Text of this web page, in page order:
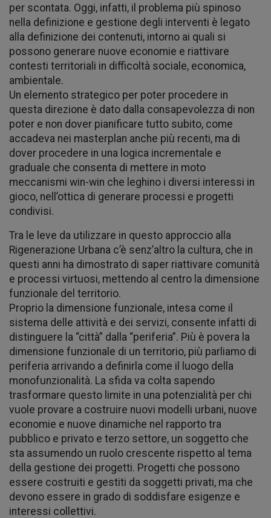
per scontata. Oggi, infatti, il problema più spinoso
nella definizione e gestione degli interventi è legato
alla definizione dei contenuti, intorno ai quali si
possono generare nuove economie e riattivare
contesti territoriali in difficoltà sociale, economica,
ambientale.
Un elemento strategico per poter procedere in
questa direzione è dato dalla consapevolezza di non
poter e non dover pianificare tutto subito, come
accadeva nei masterplan anche più recenti, ma di
dover procedere in una logica incrementale e
graduale che consenta di mettere in moto
meccanismi win-win che leghino i diversi interessi in
gioco, nell’ottica di generare processi e progetti
condivisi.
Tra le leve da utilizzare in questo approccio alla
Rigenerazione Urbana c’è senz’altro la cultura, che in
questi anni ha dimostrato di saper riattivare comunità
e processi virtuosi, mettendo al centro la dimensione
funzionale del territorio.
Proprio la dimensione funzionale, intesa come il
sistema delle attività e dei servizi, consente infatti di
distinguere la “città” dalla “periferia”. Più è povera la
dimensione funzionale di un territorio, più parliamo di
periferia arrivando a definirla come il luogo della
monofunzionalità. La sfida va colta sapendo
trasformare questo limite in una potenzialità per chi
vuole provare a costruire nuovi modelli urbani, nuove
economie e nuove dinamiche nel rapporto tra
pubblico e privato e terzo settore, un soggetto che
sta assumendo un ruolo crescente rispetto al tema
della gestione dei progetti. Progetti che possono
essere costruiti e gestiti da soggetti privati, ma che
devono essere in grado di soddisfare esigenze e
interessi collettivi.